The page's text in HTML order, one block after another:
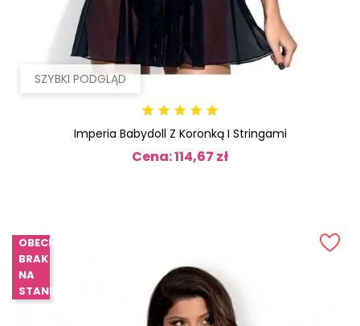
SZYBKI PODGLĄD
Imperia Babydoll Z Koronką I Stringami
Cena: 114,67 zł
OBECNIE
BRAK
NA
STANIE